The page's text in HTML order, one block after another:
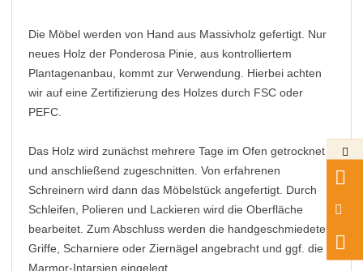
Die Möbel werden von Hand aus Massivholz gefertigt. Nur
neues Holz der Ponderosa Pinie, aus kontrolliertem
Plantagenanbau, kommt zur Verwendung. Hierbei achten
wir auf eine Zertifizierung des Holzes durch FSC oder
PEFC.
Das Holz wird zunächst mehrere Tage im Ofen getrocknet
und anschließend zugeschnitten. Von erfahrenen
Schreinern wird dann das Möbelstück angefertigt. Durch
Schleifen, Polieren und Lackieren wird die Oberfläche
bearbeitet. Zum Abschluss werden die handgeschmiedeten
Griffe, Scharniere oder Ziernägel angebracht und ggf. die
Marmor-Intarsien eingelegt.